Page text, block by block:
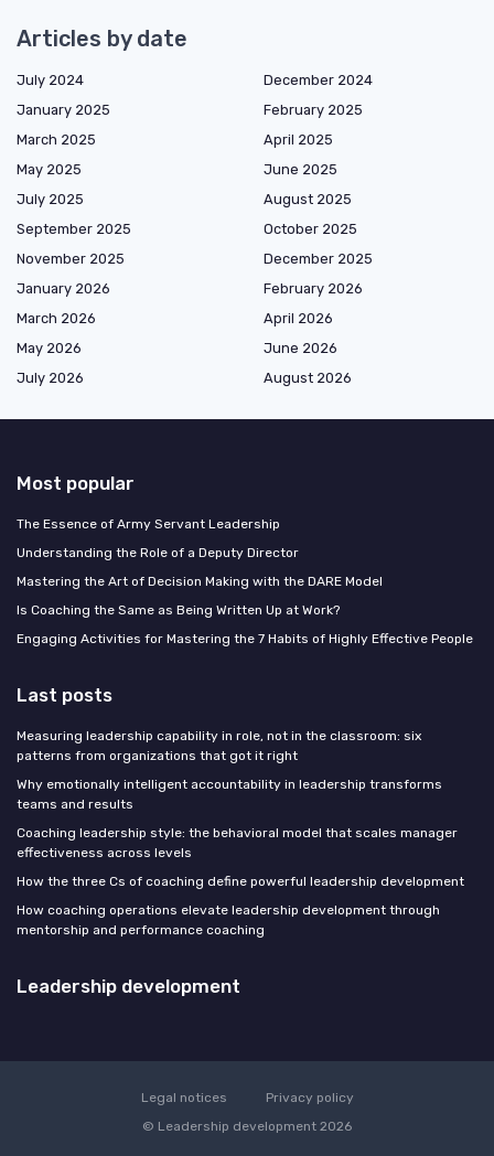
Articles by date
July 2024
December 2024
January 2025
February 2025
March 2025
April 2025
May 2025
June 2025
July 2025
August 2025
September 2025
October 2025
November 2025
December 2025
January 2026
February 2026
March 2026
April 2026
May 2026
June 2026
July 2026
August 2026
Most popular
The Essence of Army Servant Leadership
Understanding the Role of a Deputy Director
Mastering the Art of Decision Making with the DARE Model
Is Coaching the Same as Being Written Up at Work?
Engaging Activities for Mastering the 7 Habits of Highly Effective People
Last posts
Measuring leadership capability in role, not in the classroom: six
patterns from organizations that got it right
Why emotionally intelligent accountability in leadership transforms
teams and results
Coaching leadership style: the behavioral model that scales manager
effectiveness across levels
How the three Cs of coaching define powerful leadership development
How coaching operations elevate leadership development through
mentorship and performance coaching
Leadership development
Legal notices
Privacy policy
© Leadership development 2026